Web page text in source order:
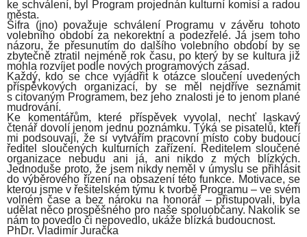
ke schválení, byl Program projednán kulturní komisí a radou
města.
Šifra (jno) považuje schválení Programu v závěru tohoto
volebního období za nekorektní a podezřelé. Já jsem toho
názoru, že přesunutím do dalšího volebního období by se
zbytečně ztratil nejméně rok času, po který by se kultura již
mohla rozvíjet podle nových programových zásad.
Každý, kdo se chce vyjádřit k otázce sloučení uvedených
příspěvkových organizací, by se měl nejdříve seznámit
s citovaným Programem, bez jeho znalosti je to jenom plané
mudrování.
Ke komentářům, které příspěvek vyvolal, nechť laskavý
čtenář dovolí jenom jednu poznámku. Týká se pisatelů, kteří
mi podsouvají, že si vytvářím pracovní místo coby budoucí
ředitel sloučených kulturních zařízení. Ředitelem sloučené
organizace nebudu ani já, ani nikdo z mých blízkých.
Jednoduše proto, že jsem nikdy neměl v úmyslu se přihlásit
do výběrového řízení na obsazení této funkce. Motivace, se
kterou jsme v řešitelském týmu k tvorbě Programu – ve svém
volném čase a bez nároku na honorář – přistupovali, byla
udělat něco prospěšného pro naše spoluobčany. Nakolik se
nám to povedlo či nepovedlo, ukáže blízká budoucnost.
PhDr. Vladimír Juračka